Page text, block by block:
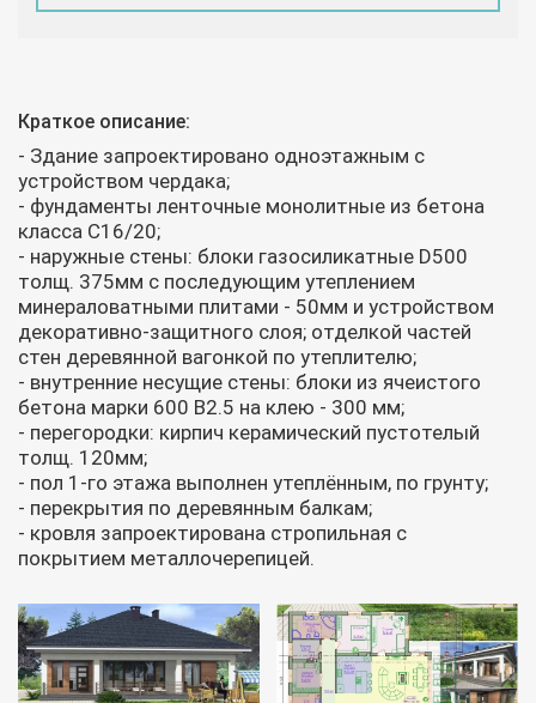
Краткое описание:
- Здание запроектировано одноэтажным с
устройством чердака;
- фундаменты ленточные монолитные из бетона
класса С16/20;
- наружные стены: блоки газосиликатные D500
толщ. 375мм с последующим утеплением
минераловатными плитами - 50мм и устройством
декоративно-защитного слоя; отделкой частей
стен деревянной вагонкой по утеплителю;
- внутренние несущие стены: блоки из ячеистого
бетона марки 600 В2.5 на клею - 300 мм;
- перегородки: кирпич керамический пустотелый
толщ. 120мм;
- пол 1-го этажа выполнен утеплённым, по грунту;
- перекрытия по деревянным балкам;
- кровля запроектирована стропильная с
покрытием металлочерепицей.